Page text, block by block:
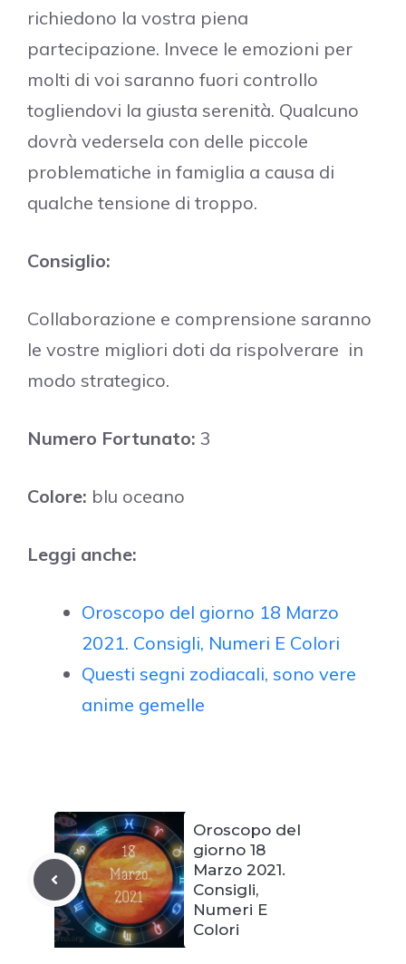
richiedono la vostra piena
partecipazione. Invece le emozioni per
molti di voi saranno fuori controllo
togliendovi la giusta serenità. Qualcuno
dovrà vedersela con delle piccole
problematiche in famiglia a causa di
qualche tensione di troppo.
Consiglio:
Collaborazione e comprensione saranno
le vostre migliori doti da rispolverare in
modo strategico.
Numero Fortunato: 3
Colore: blu oceano
Leggi anche:
Oroscopo del giorno 18 Marzo
2021. Consigli, Numeri E Colori
Questi segni zodiacali, sono vere
anime gemelle
Oroscopo del
giorno 18
Marzo 2021.
Consigli,
Numeri E
Colori